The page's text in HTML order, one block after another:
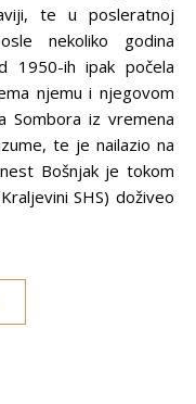
te u posleratnoj
nekoliko godina
1950-ih ipak počela
njemu i njegovom
Sombora iz vremena
te je nailazio na
Bošnjak je tokom
SHS) doživeo